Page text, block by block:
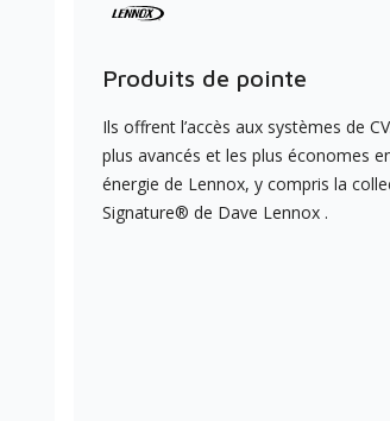
Produits de pointe
Ils offrent l’accès aux systèmes de
plus avancés et les plus économes
énergie de Lennox, y compris la
Signature® de Dave Lennox .